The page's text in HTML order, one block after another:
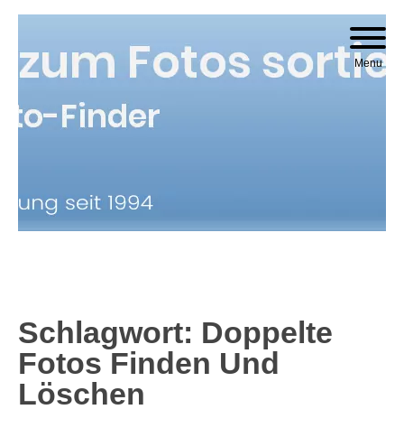
Menu
Schlagwort: Doppelte
Fotos Finden Und
Löschen